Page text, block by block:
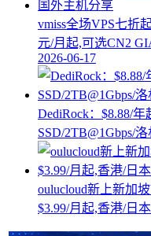
vmiss全场VPS七折
元/月起,可选CN2
2026-06-17
DediRock：$8.88/
SSD/2TB@1Gbps/
oulucloud新上新加
$3.99/月起,香港/日